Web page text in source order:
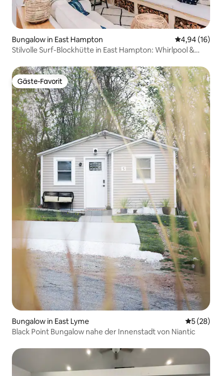
Bungalow in East Hampton
4,94 (16)
Stilvolle Surf-Blockhütte in East Hampton: Whirlpool &
Gäste-Favorit
Gäste-Favorit
Bungalow in East Lyme
5 (28)
Black Point Bungalow nahe der Innenstadt von Niantic